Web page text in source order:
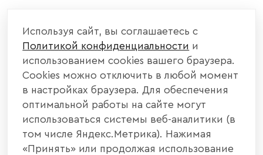
Используя сайт, вы соглашаетесь с
Политикой конфиденциальности и
использованием cookies вашего браузера.
Cookies можно отключить в любой момент
в настройках браузера. Для обеспечения
оптимальной работы на сайте могут
использоваться системы веб-аналитики (в
том числе Яндекс.Метрика). Нажимая
«Принять» или продолжая использование